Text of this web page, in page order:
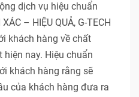
dịch vụ hiệu chuẩn
– HIỆU QUẢ, G-TECH
khách hàng về chất
nay. Hiệu chuẩn
khách hàng rằng sẽ
của khách hàng đưa ra